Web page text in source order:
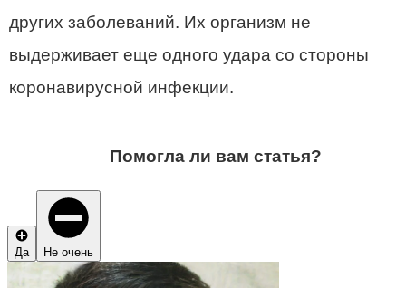
других заболеваний. Их организм не
выдерживает еще одного удара со стороны
коронавирусной инфекции.
Помогла ли вам статья?
Да Не очень